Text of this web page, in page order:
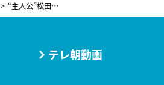
“主人公”松田龍平が“今はいない父”とまさかの再会!?「あなたに褒められたくて」と語りかけ…＜探偵さん、リュック開いてますよ＞
テレ朝動画